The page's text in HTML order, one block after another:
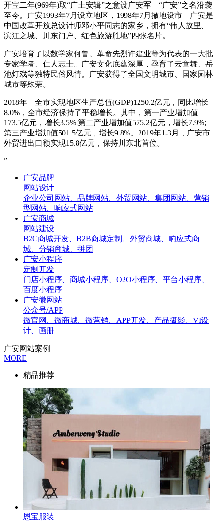
开宝二年(969年)取“广土安辑”之意设广安军，“广安”之名沿袭
至今。广安1993年7月设立地区，1998年7月撤地设市，广安是
中国改革开放总设计师邓小平同志的家乡，拥有“伟人故里、
滨江之城、川东门户、红色旅游胜地”四张名片。
广安培育了以数学家何鲁、革命先烈许建业等为代表的一大批
专家学者、仁人志士。广安文化底蕴深厚，孕育了云童舞、岳
池灯戏等独特民俗风情。广安获得了全国文明城市、国家园林
城市等殊荣。
2018年，全市实现地区生产总值(GDP)1250.2亿元，同比增长
8.0%，全市经济保持了平稳增长。其中，第一产业增加值
173.5亿元，增长3.5%;第二产业增加值575.2亿元，增长7.9%;
第三产业增加值501.5亿元，增长9.8%。2019年1-3月，广安市
外贸进出口额实现15.8亿元，保持川东北首位。
”
广安品牌
网站设计
企业公司网站、品牌网站、外贸网站、集团网站、营销
型网站、响应式网站
广安商城
网站建设
B2C商城开发、B2B商城定制、外贸商城、响应式商
城、分销商城、拼团
广安小程序
定制开发
门店小程序、商城小程序、O2O小程序、平台小程序、
百度小程序
广安微网站
公众号/APP
微官网、微商城、微营销、APP开发、产品摄影、VI设
计、画册
广安网站案例
MORE
精品推荐
恩宝服装